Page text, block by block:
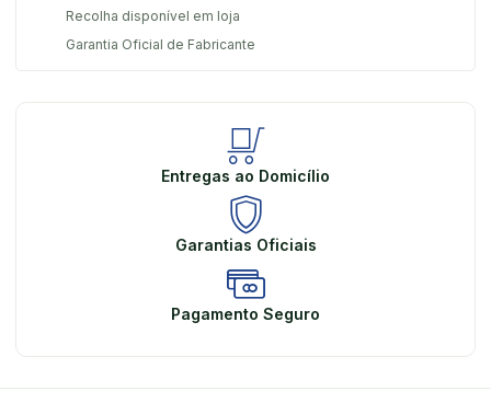
Recolha disponível em loja
Garantia Oficial de Fabricante
Entregas ao Domicílio
Garantias Oficiais
Pagamento Seguro